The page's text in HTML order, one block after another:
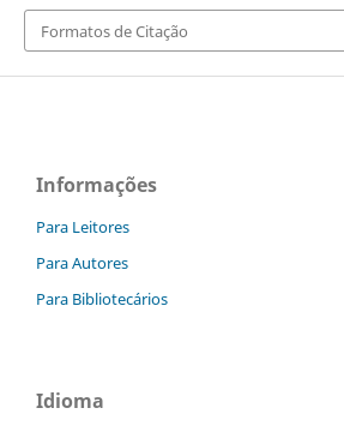
Formatos de Citação
Informações
Para Leitores
Para Autores
Para Bibliotecários
Idioma